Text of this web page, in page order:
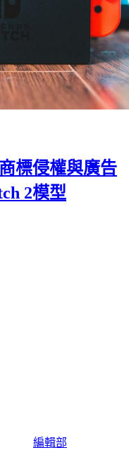
標侵權與廣告
2模型
編輯部